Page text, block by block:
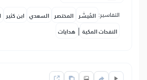
التفاسير: المُيسَّر المختصر السعدي ابن كثير
النفحات المكية | هدايات